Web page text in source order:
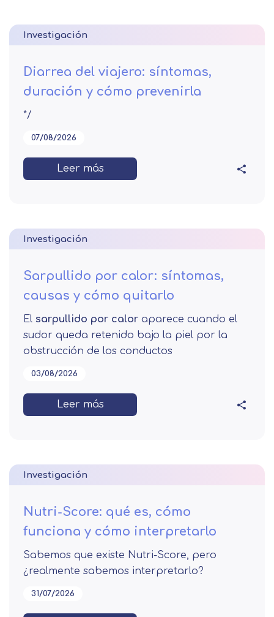
Investigación
Diarrea del viajero: síntomas,
duración y cómo prevenirla
*/
07/08/2026
Leer más
Investigación
Sarpullido por calor: síntomas,
causas y cómo quitarlo
El sarpullido por calor aparece cuando el
sudor queda retenido bajo la piel por la
obstrucción de los conductos
03/08/2026
Leer más
Investigación
Nutri-Score: qué es, cómo
funciona y cómo interpretarlo
Sabemos que existe Nutri-Score, pero
¿realmente sabemos interpretarlo?
31/07/2026